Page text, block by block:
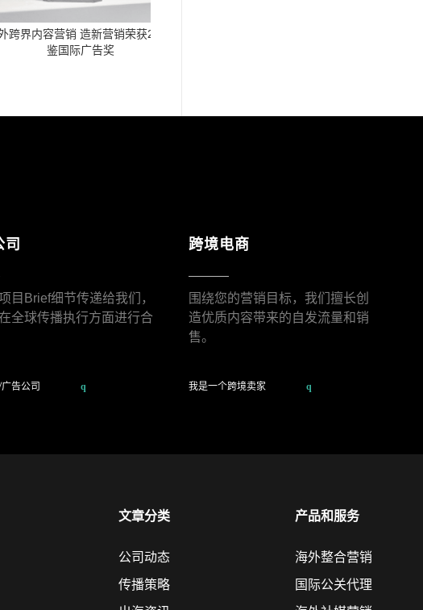
跨界内容营销 造新营销荣获2021IAI传
鉴国际广告奖
司
目Brief细节传递给我们，
全球传播执行方面进行合
告公司
跨境电商
围绕您的营销目标，我们擅长创
造优质内容带来的自发流量和销
售。
我是一个跨境卖家
文章分类
公司动态
传播策略
产品和服务
海外整合营销
国际公关代理